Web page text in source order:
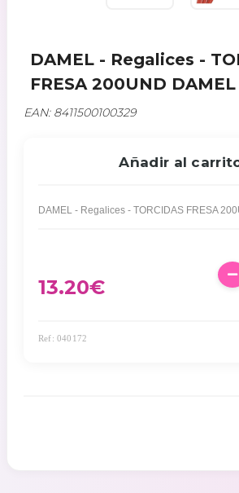
DAMEL - Regalices -
FRESA 200UND DAMEL
EAN: 8411500100329
Añadir al
DAMEL - Regalices - TORCIDAS FRESA
13.20€
Ref: 040172